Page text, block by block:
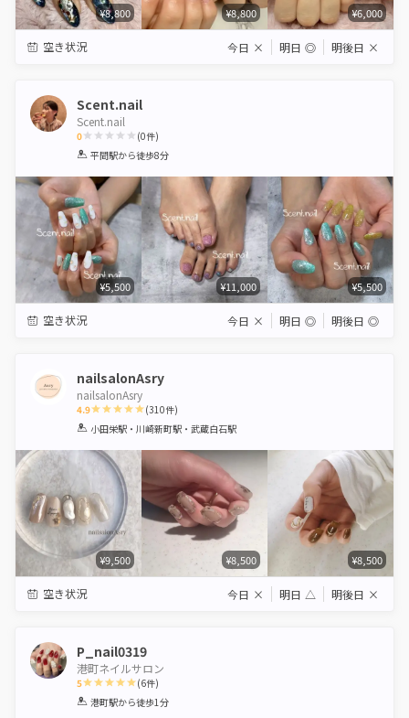
¥8,800 ¥8,800 ¥6,000
空き状況 今日 × 明日 ◎ 明後日 ×
Scent.nail
Scent.nail
0
1 2 3 4 5
(0件)
平間駅から徒歩8分
¥5,500 ¥11,000 ¥5,500
空き状況 今日 × 明日 ◎ 明後日 ◎
nailsalonAsry
nailsalonAsry
4.9
1 2 3 4 5
(310件)
小田栄駅・川崎新町駅・武蔵白石駅
¥9,500 ¥8,500 ¥8,500
空き状況 今日 × 明日 △ 明後日 ×
P_nail0319
港町ネイルサロン
5
1 2 3 4 5
(6件)
港町駅から徒歩1分